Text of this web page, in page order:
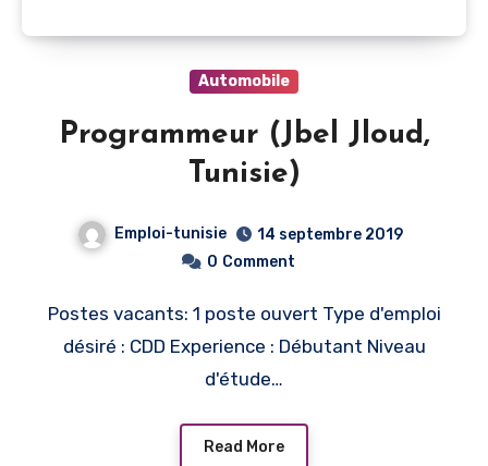
Automobile
Programmeur (Jbel Jloud,
Tunisie)
Emploi-tunisie
14 septembre 2019
0 Comment
Postes vacants: 1 poste ouvert Type d'emploi
désiré : CDD Experience : Débutant Niveau
d'étude…
Read More